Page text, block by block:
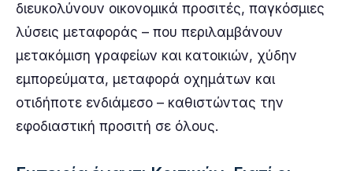
διευκολύνουν οικονομικά προσιτές, παγκόσμιες
λύσεις μεταφοράς – που περιλαμβάνουν
μετακόμιση γραφείων και κατοικιών, χύδην
εμπορεύματα, μεταφορά οχημάτων και
οτιδήποτε ενδιάμεσο – καθιστώντας την
εφοδιαστική προσιτή σε όλους.